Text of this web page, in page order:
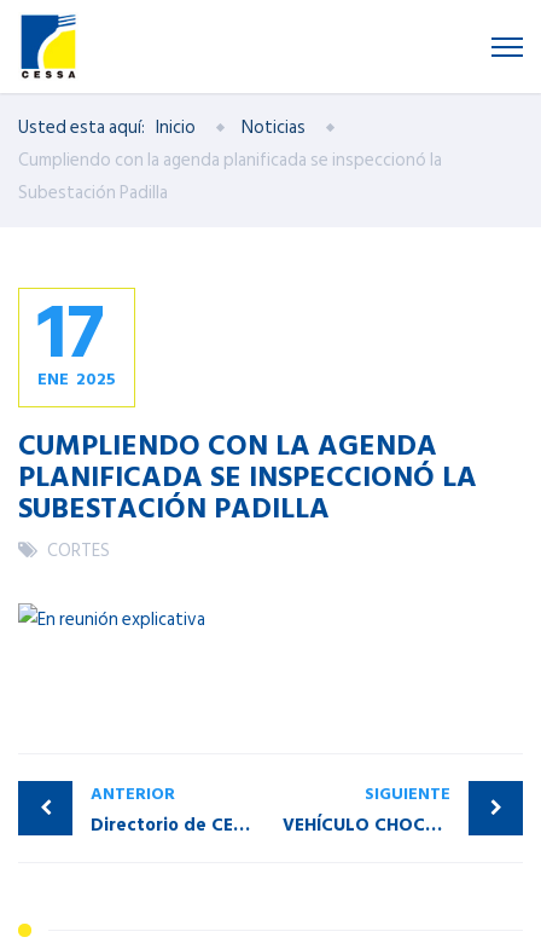
Usted esta aquí: Inicio
Noticias
Cumpliendo con la agenda planificada se inspeccionó la
Subestación Padilla
17
ENE 2025
CUMPLIENDO CON LA AGENDA
PLANIFICADA SE INSPECCIONÓ LA
SUBESTACIÓN PADILLA
CORTES
ANTERIOR
Directorio de CESSA realiza inspecciones a la subestación Padilla
SIGUIENTE
VEHÍCULO CHOCA A POSTES Y DEJA SIN SERVICIO A VARIOS BARRIOS Y ZONAS DE AZARI Y ARANAJUEZ